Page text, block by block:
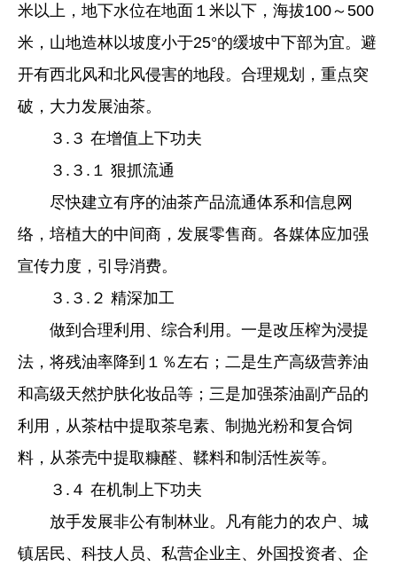
米以上，地下水位在地面１米以下，海拔100～500
米，山地造林以坡度小于25°的缓坡中下部为宜。避
开有西北风和北风侵害的地段。合理规划，重点突
破，大力发展油茶。
３.３ 在增值上下功夫
３.３.１ 狠抓流通
尽快建立有序的油茶产品流通体系和信息网
络，培植大的中间商，发展零售商。各媒体应加强
宣传力度，引导消费。
３.３.２ 精深加工
做到合理利用、综合利用。一是改压榨为浸提
法，将残油率降到１％左右；二是生产高级营养油
和高级天然护肤化妆品等；三是加强茶油副产品的
利用，从茶枯中提取茶皂素、制抛光粉和复合饲
料，从茶壳中提取糠醛、鞣料和制活性炭等。
３.４ 在机制上下功夫
放手发展非公有制林业。凡有能力的农户、城
镇居民、科技人员、私营企业主、外国投资者、企